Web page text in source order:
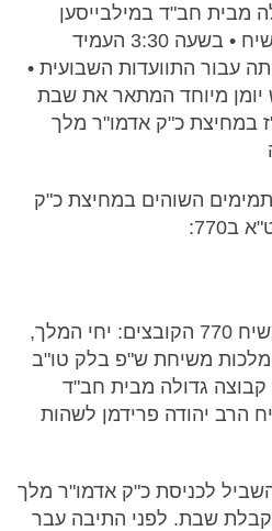
מבית חב"ד במילבייסען
לשהות במחיצת מלך המשיח • בשעה 3:30 העמיד
עבור התוועדות השבועית •
מיוחד המתאר את שבת
במחיצת כ"ק אדמו"ר מלך
השוהים במחיצת כ"ק
בערב שבת חולק בבית משיח 770 הקובצים: יחי המלך,
משיחת ש"פ בלק טו"ב
גדולה מבית חב"ד
הרב יהודה פרידמן לשהות
נפתח השביל לכניסת כ"ק אדמו"ר מלך
שבת. לפני התיבה עבר